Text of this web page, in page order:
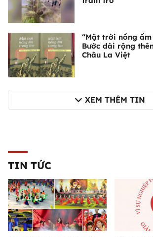
“Mặt trời nồng
Bước dài rộng
Châu La Việt
XEM THÊM TIN
TIN TỨC